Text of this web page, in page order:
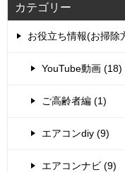
カテゴリー
お役立ち情報(お掃除
YouTube動画 (18)
ご高齢者編 (1)
エアコンdiy (9)
エアコンナビ (9)